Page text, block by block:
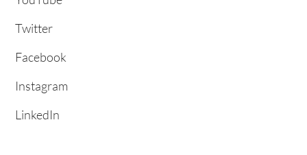
Twitter
Facebook
Instagram
LinkedIn